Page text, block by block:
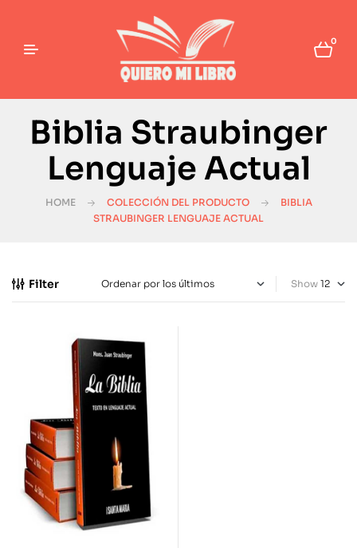
0
Biblia Straubinger
Lenguaje Actual
HOME COLECCIÓN DEL PRODUCTO
BIBLIA
STRAUBINGER LENGUAJE ACTUAL
Filter Show